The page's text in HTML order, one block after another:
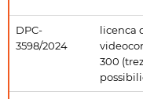
DPC-
3598/2024
licenca
300